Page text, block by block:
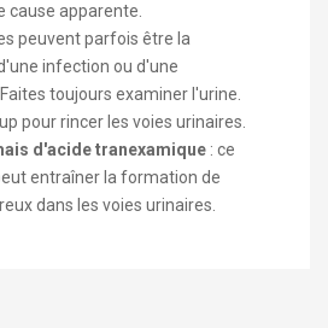
cause apparente.
peuvent parfois être la
infection ou d'une
toujours examiner l'urine.
pour rincer les voies urinaires.
d'acide tranexamique : ce
entraîner la formation de
dans les voies urinaires.